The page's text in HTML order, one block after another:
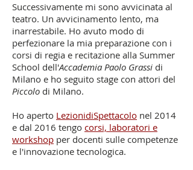
Successivamente mi sono avvicinata al
teatro. Un avvicinamento lento, ma
inarrestabile. Ho avuto modo di
perfezionare la mia preparazione con i
corsi di regia e recitazione alla Summer
School dell'Accademia Paolo Grassi di
Milano e ho seguito stage con attori del
Piccolo di Milano.
Ho aperto LezionidiSpettacolo nel 2014
e dal 2016 tengo corsi, laboratori e
workshop per docenti sulle competenze
e l'innovazione tecnologica.